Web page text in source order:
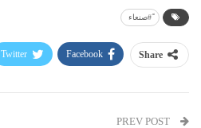
ً#صنعاء
Share
Facebook
Twitter